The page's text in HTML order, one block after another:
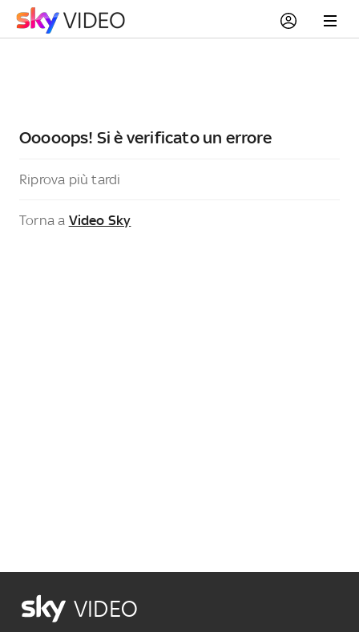
Ooooops! Si è verificato un errore
Riprova più tardi
Torna a Video Sky
VIDEO